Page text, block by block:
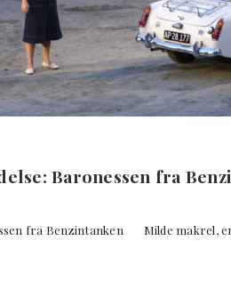
Baronessen fra
fra Benzintanken Milde